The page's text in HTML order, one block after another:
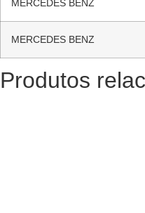
MERCEDES BENZ
MERCEDES BENZ
Produtos